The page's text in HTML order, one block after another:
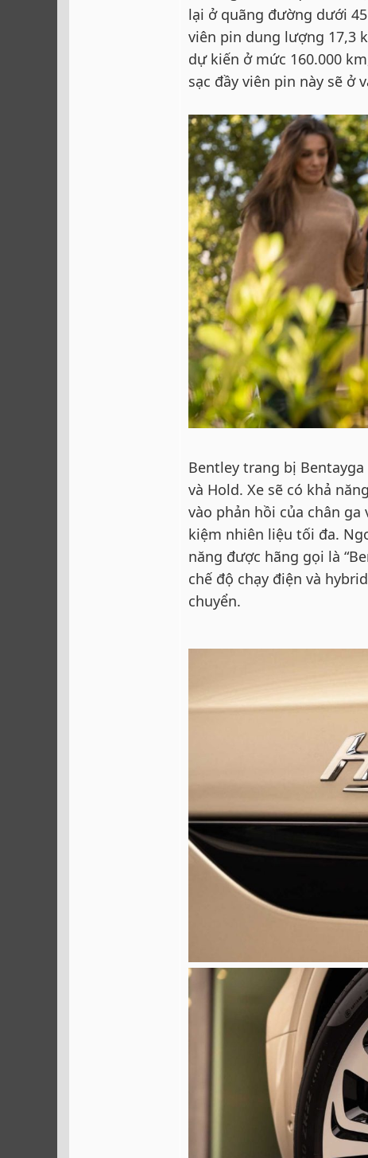
lại ở quãng đường dưới
viên pin dung lượng 17,3
dự kiến ở mức 160.000
sạc đầy viên pin này sẽ ở
Bentley trang bị
và Hold. Xe sẽ có khả
vào phản hồi của chân
kiệm nhiên liệu tối đa.
năng được hãng gọi là
chế độ chạy điện và
chuyển.